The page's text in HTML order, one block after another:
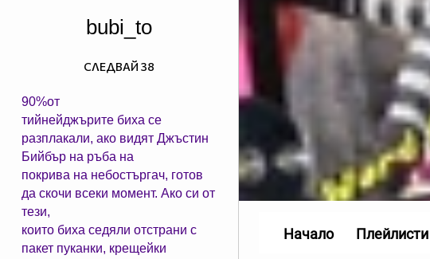
bubi_to
90%от
тийнейджърите биха се
разплакали, ако видят Джъстин
Бийбър на ръба на
покрива на небостъргач, готов
да скочи всеки момент. Ако си от
тези,
които биха седяли отстрани с
пакет пуканки, крещейки
СЛЕДВАЙ 38
Начало Плейлисти